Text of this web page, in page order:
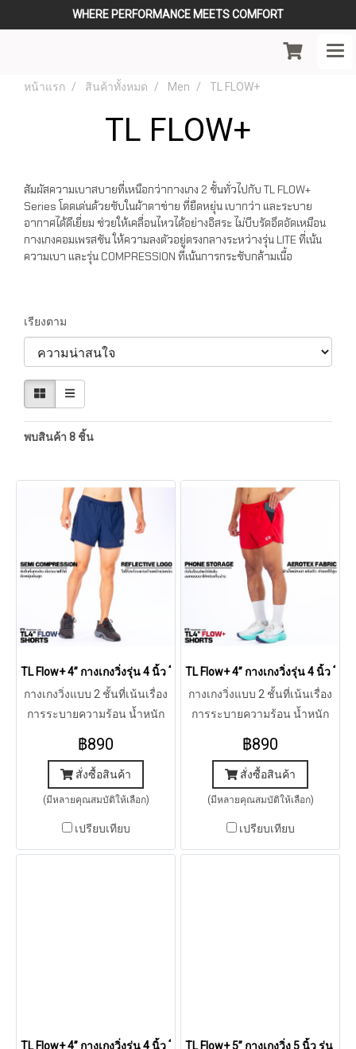
WHERE PERFORMANCE MEETS COMFORT
หน้าแรก สินค้าทั้งหมด Men TL FLOW+
TL FLOW+
สัมผัสความเบาสบายที่เหนือกว่ากางเกง 2 ชั้นทั่วไปกับ TL FLOW+
Series โดดเด่นด้วยซับในผ้าตาข่าย ที่ยืดหยุ่น เบากว่า และระบาย
อากาศได้ดีเยี่ยม ช่วยให้เคลื่อนไหวได้อย่างอิสระ ไม่บีบรัดอึดอัดเหมือน
กางเกงคอมเพรสชัน ให้ความลงตัวอยู่ตรงกลางระหว่างรุ่น LITE ที่เน้น
ความเบา และรุ่น COMPRESSION ที่เน้นการกระชับกล้ามเนื้อ
เรียงตาม
พบสินค้า 8 ชิ้น
TL Flow+ 4” กางเกงวิ่งรุ่น 4 นิ้ว โฟล พลัส (BLUE)
กางเกงวิ่งแบบ 2 ชั้นที่เน้นเรื่อง
การระบายความร้อน น้ำหนัก
฿890
สั่งซื้อสินค้า
(มีหลายคุณสมบัติให้เลือก)
เปรียบเทียบ
TL Flow+ 4” กางเกงวิ่งรุ่น 4 นิ้ว โฟ
กางเกงวิ่งแบบ 2 ชั้นที่เน้นเรื่อง
การระบายความร้อน น้ำหนัก
฿890
สั่งซื้อสินค้า
(มีหลายคุณสมบัติให้เลือก)
เปรียบเทียบ
TL Flow+ 4” กางเกงวิ่งรุ่น 4 นิ้ว โฟล พลัส (เทาอมเขียว)
TL Flow+ 5” กางเกงวิ่ง 5 นิ้ว รุ่น โ